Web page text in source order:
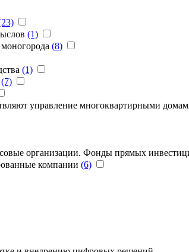
(1)
(8)
(1)
(7)
управление многоквартирными
организации. Фонды прямых
компании (6)